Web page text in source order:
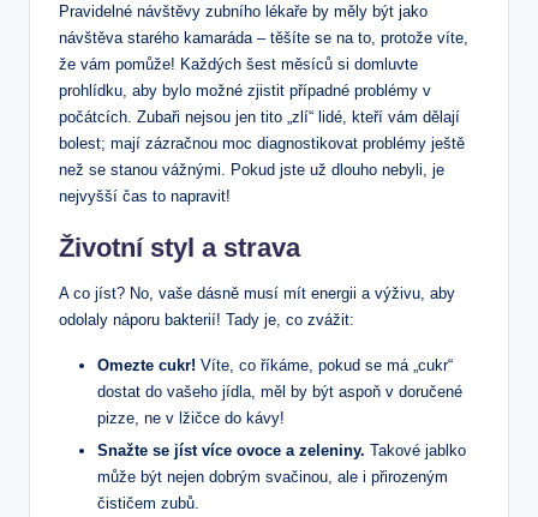
Pravidelné návštěvy zubního lékaře by měly být jako
návštěva starého kamaráda – těšíte se na to, protože víte,
že vám pomůže! Každých šest měsíců si domluvte
prohlídku, aby bylo možné zjistit případné problémy v
počátcích. Zubaři nejsou jen tito „zlí“ lidé, kteří vám dělají
bolest; mají zázračnou moc diagnostikovat problémy ještě
než se stanou vážnými. Pokud jste už dlouho nebyli, je
nejvyšší čas to napravit!
Životní styl a strava
A co jíst? No, vaše dásně musí mít energii a výživu, aby
odolaly náporu bakterií! Tady je, co zvážit:
Omezte cukr! Víte, co říkáme, pokud se má „cukr“
dostat do vašeho jídla, měl by být aspoň v doručené
pizze, ne v lžičce do kávy!
Snažte se jíst více ovoce a zeleniny. Takové jablko
může být nejen dobrým svačinou, ale i přirozeným
čističem zubů.